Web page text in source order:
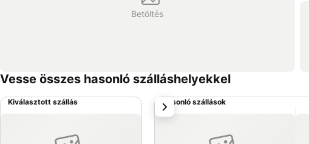
Betöltés
Vesse összes hasonló szálláshelyekkel
Kiválasztott szállás Hasonló szállások
következő